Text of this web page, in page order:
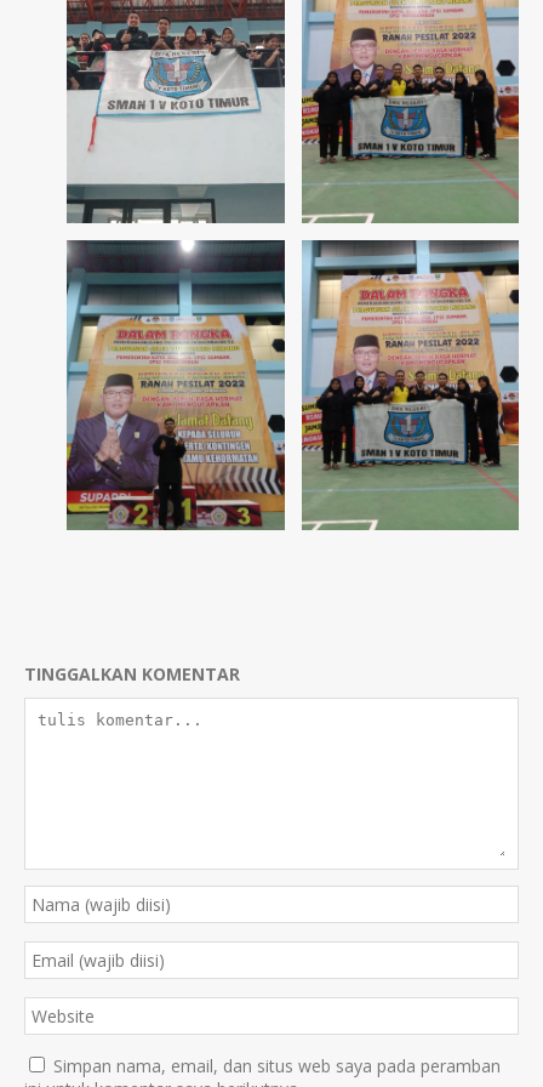
TINGGALKAN KOMENTAR
Simpan nama, email, dan situs web saya pada peramban